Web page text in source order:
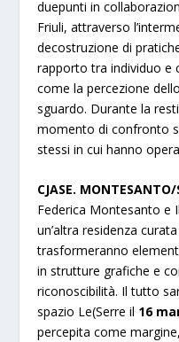
duepunti in
Friuli, attraverso
decostruzione di
rapporto tra individuo e
come la percezione
sguardo. Durante la
momento di confronto
stessi in cui hanno
CJASE.
Federica Montesanto e
un’altra residenza
trasformeranno
in strutture grafiche e
riconoscibilità. Il tutto
spazio Le(Serre il 16
percepita come